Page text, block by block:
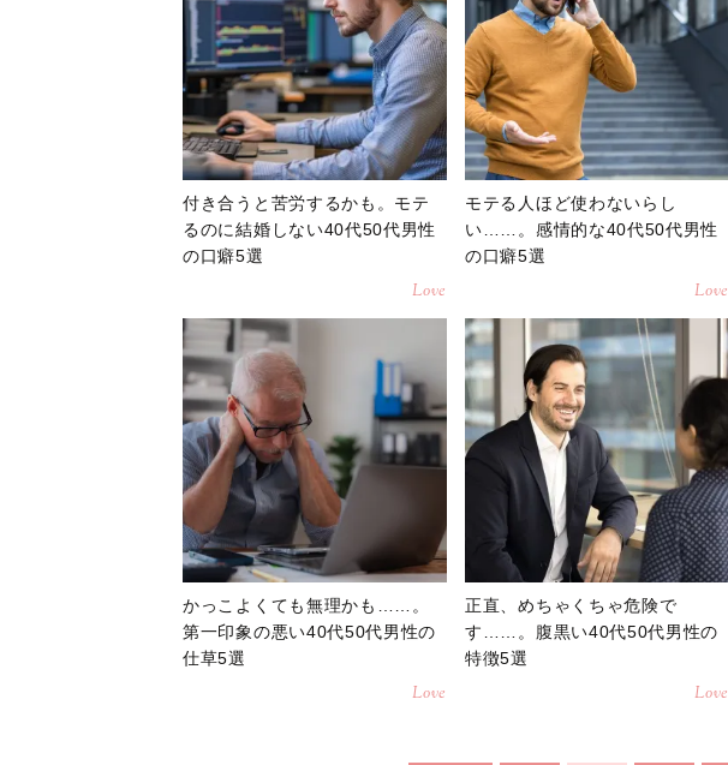
付き合うと苦労するかも。モテ
るのに結婚しない40代50代男性
の口癖5選
Love
モテる人ほど使わないらし
い……。感情的な40代50代男性
の口癖5選
Love
かっこよくても無理かも……。
第一印象の悪い40代50代男性の
仕草5選
Love
正直、めちゃくちゃ危険で
す……。腹黒い40代50代男性の
特徴5選
Love